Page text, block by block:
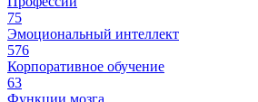
75
Эмоциональный интеллект
576
Корпоративное обучение
63
Функции мозга